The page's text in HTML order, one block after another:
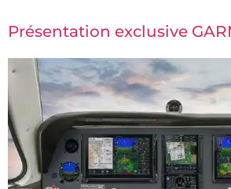
Présentation exclusive